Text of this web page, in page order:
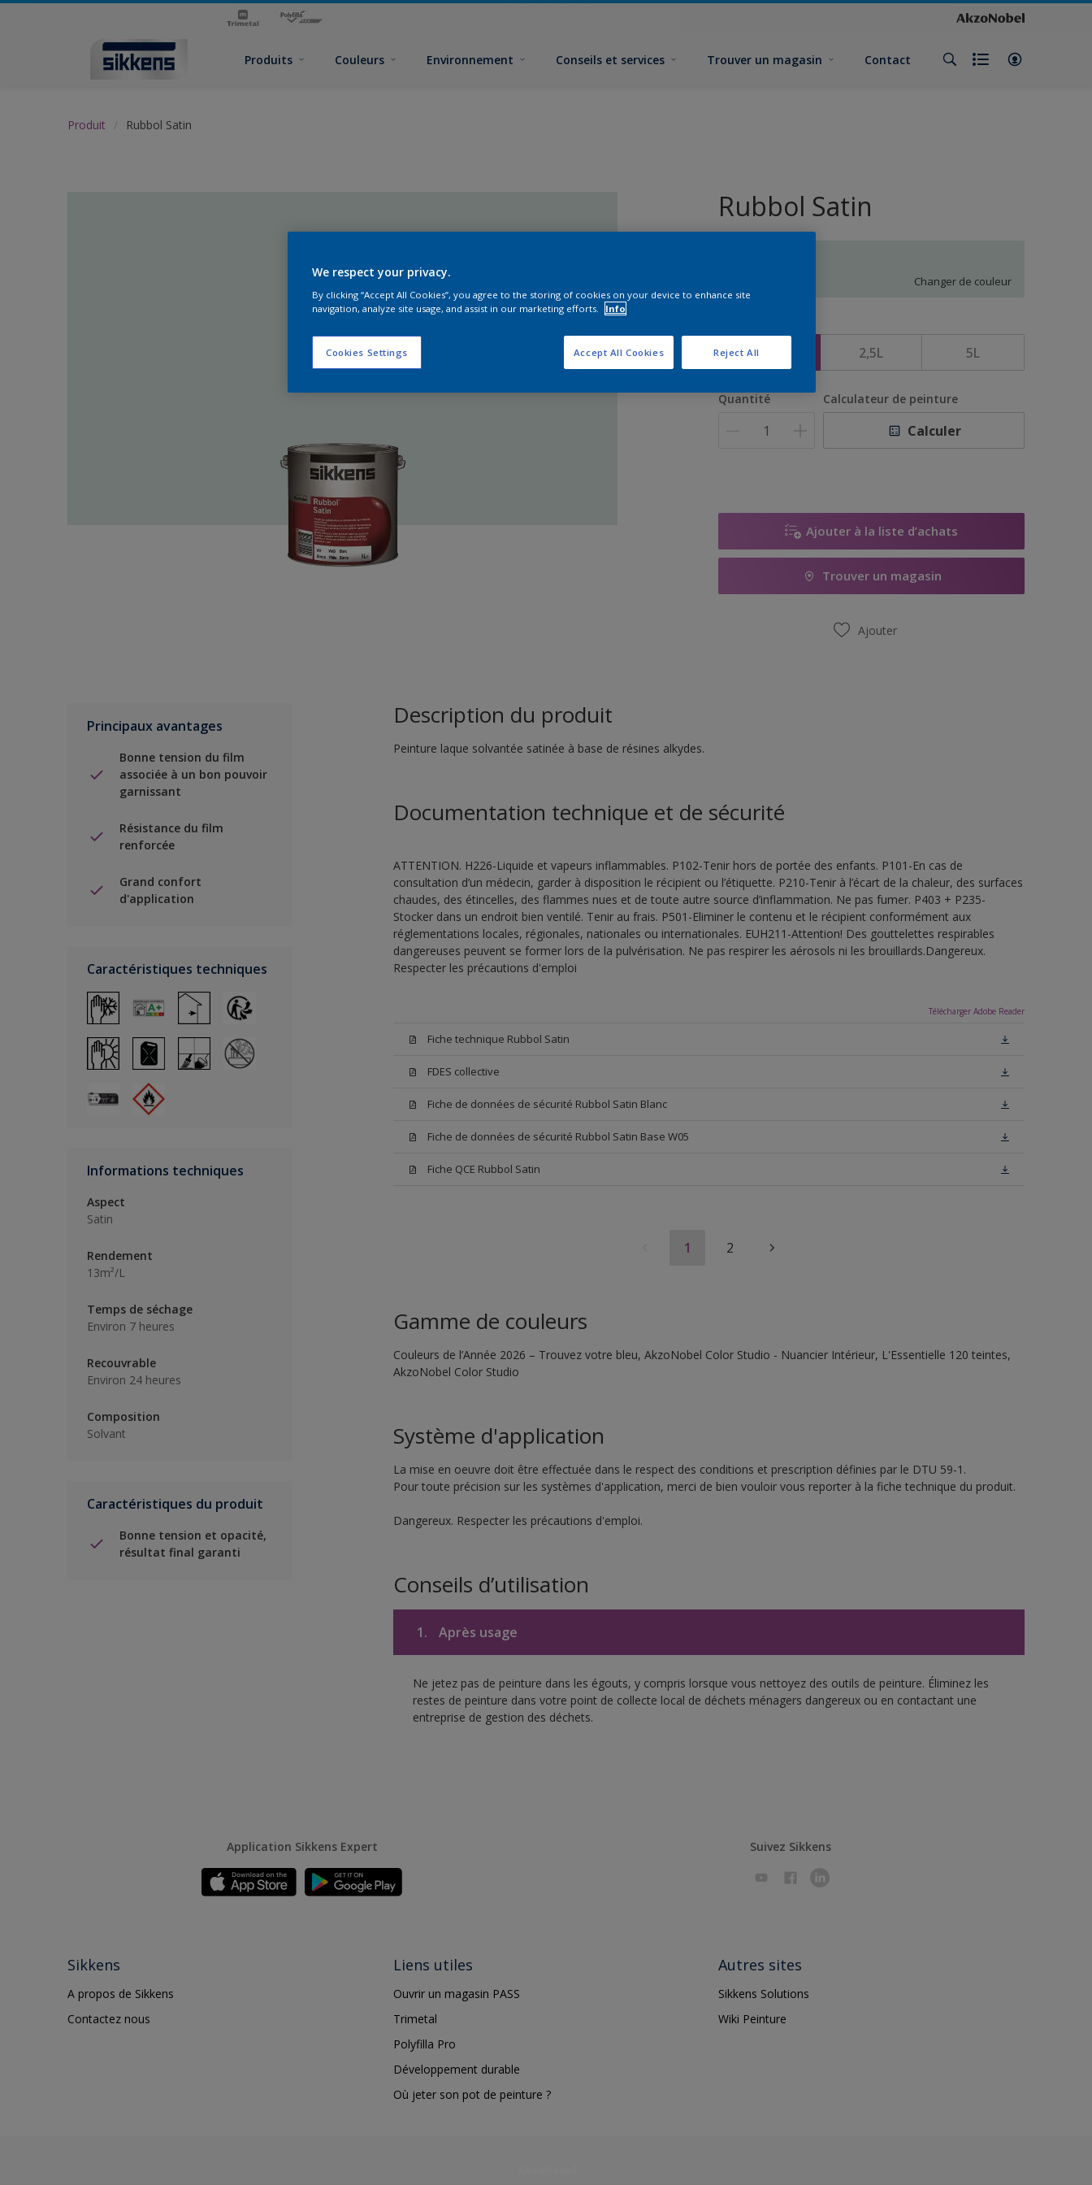
Produits Couleurs Environnement Conseils et services Trouver un magasin Contact
Produit Rubbol Satin
Rubbol Satin
Changer de couleur
2,5L 5L
Quantité Calculateur de peinture
Calculer
Ajouter à la liste d’achats
Trouver un magasin
Ajouter
Principaux avantages
Bonne tension du film
associée à un bon pouvoir
garnissant
Résistance du film
renforcée
Grand confort
d'application
Caractéristiques techniques
Informations techniques
Aspect
Satin
Rendement
13m²/L
Temps de séchage
Environ 7 heures
Recouvrable
Environ 24 heures
Composition
Solvant
Caractéristiques du produit
Bonne tension et opacité,
résultat final garanti
Description du produit
Peinture laque solvantée satinée à base de résines alkydes.
Documentation technique et de sécurité
ATTENTION. H226-Liquide et vapeurs inflammables. P102-Tenir hors de portée des enfants. P101-En cas de
consultation d’un médecin, garder à disposition le récipient ou l’étiquette. P210-Tenir à l’écart de la chaleur, des surfaces
chaudes, des étincelles, des flammes nues et de toute autre source d’inflammation. Ne pas fumer. P403 + P235-
Stocker dans un endroit bien ventilé. Tenir au frais. P501-Eliminer le contenu et le récipient conformément aux
réglementations locales, régionales, nationales ou internationales. EUH211-Attention! Des gouttelettes respirables
dangereuses peuvent se former lors de la pulvérisation. Ne pas respirer les aérosols ni les brouillards.Dangereux.
Respecter les précautions d'emploi
Télécharger Adobe Reader
Fiche technique Rubbol Satin
FDES collective
Fiche de données de sécurité Rubbol Satin Blanc
Fiche de données de sécurité Rubbol Satin Base W05
Fiche QCE Rubbol Satin
1 2
Gamme de couleurs
Couleurs de l’Année 2026 – Trouvez votre bleu, AkzoNobel Color Studio - Nuancier Intérieur, L'Essentielle 120 teintes,
AkzoNobel Color Studio
Système d'application
La mise en oeuvre doit être effectuée dans le respect des conditions et prescription définies par le DTU 59-1.
Pour toute précision sur les systèmes d'application, merci de bien vouloir vous reporter à la fiche technique du produit.
Dangereux. Respecter les précautions d'emploi.
Conseils d’utilisation
1. Après usage
Ne jetez pas de peinture dans les égouts, y compris lorsque vous nettoyez des outils de peinture. Éliminez les
restes de peinture dans votre point de collecte local de déchets ménagers dangereux ou en contactant une
entreprise de gestion des déchets.
Application Sikkens Expert Suivez Sikkens
Sikkens
A propos de Sikkens
Contactez nous
Liens utiles
Ouvrir un magasin PASS
Trimetal
Polyfilla Pro
Développement durable
Où jeter son pot de peinture ?
Autres sites
Sikkens Solutions
Wiki Peinture
We respect your privacy.
By clicking “Accept All Cookies”, you agree to the storing of cookies on your device to enhance site
navigation, analyze site usage, and assist in our marketing efforts.
Info
Cookies Settings Reject All
Accept All Cookies